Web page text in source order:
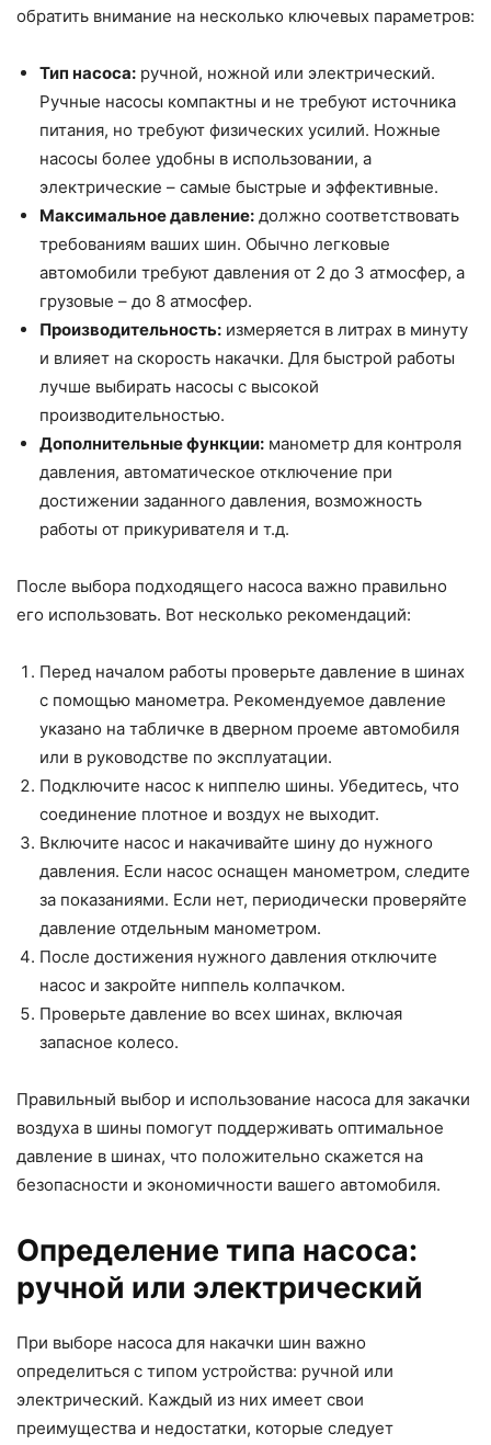
обратить внимание на несколько ключевых параметров:
Тип насоса: ручной, ножной или электрический.
Ручные насосы компактны и не требуют источника
питания, но требуют физических усилий. Ножные
насосы более удобны в использовании, а
электрические – самые быстрые и эффективные.
Максимальное давление: должно соответствовать
требованиям ваших шин. Обычно легковые
автомобили требуют давления от 2 до 3 атмосфер, а
грузовые – до 8 атмосфер.
Производительность: измеряется в литрах в минуту
и влияет на скорость накачки. Для быстрой работы
лучше выбирать насосы с высокой
производительностью.
Дополнительные функции: манометр для контроля
давления, автоматическое отключение при
достижении заданного давления, возможность
работы от прикуривателя и т.д.
После выбора подходящего насоса важно правильно
его использовать. Вот несколько рекомендаций:
Перед началом работы проверьте давление в шинах
с помощью манометра. Рекомендуемое давление
указано на табличке в дверном проеме автомобиля
или в руководстве по эксплуатации.
Подключите насос к ниппелю шины. Убедитесь, что
соединение плотное и воздух не выходит.
Включите насос и накачивайте шину до нужного
давления. Если насос оснащен манометром, следите
за показаниями. Если нет, периодически проверяйте
давление отдельным манометром.
После достижения нужного давления отключите
насос и закройте ниппель колпачком.
Проверьте давление во всех шинах, включая
запасное колесо.
Правильный выбор и использование насоса для закачки
воздуха в шины помогут поддерживать оптимальное
давление в шинах, что положительно скажется на
безопасности и экономичности вашего автомобиля.
Определение типа насоса:
ручной или электрический
При выборе насоса для накачки шин важно
определиться с типом устройства: ручной или
электрический. Каждый из них имеет свои
преимущества и недостатки, которые следует